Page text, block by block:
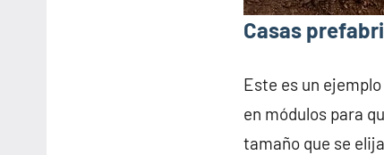
Casas
Este es un ejemplo
en módulos para
tamaño que se